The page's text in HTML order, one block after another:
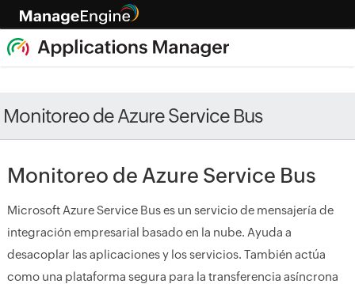
Monitoreo de Azure Service Bus
Monitoreo de Azure Service Bus
Microsoft Azure Service Bus es un servicio de mensajería de
integración empresarial basado en la nube. Ayuda a
desacoplar las aplicaciones y los servicios. También actúa
como una plataforma segura para la transferencia asíncrona